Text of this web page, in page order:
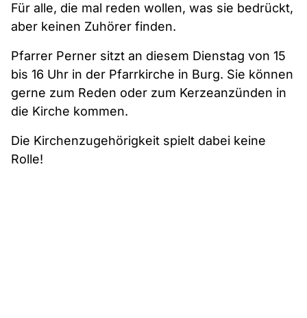
Für alle, die mal reden wollen, was sie bedrückt,
aber keinen Zuhörer finden.
Pfarrer Perner sitzt an diesem Dienstag von 15
bis 16 Uhr in der Pfarrkirche in Burg. Sie können
gerne zum Reden oder zum Kerzeanzünden in
die Kirche kommen.
Die Kirchenzugehörigkeit spielt dabei keine
Rolle!